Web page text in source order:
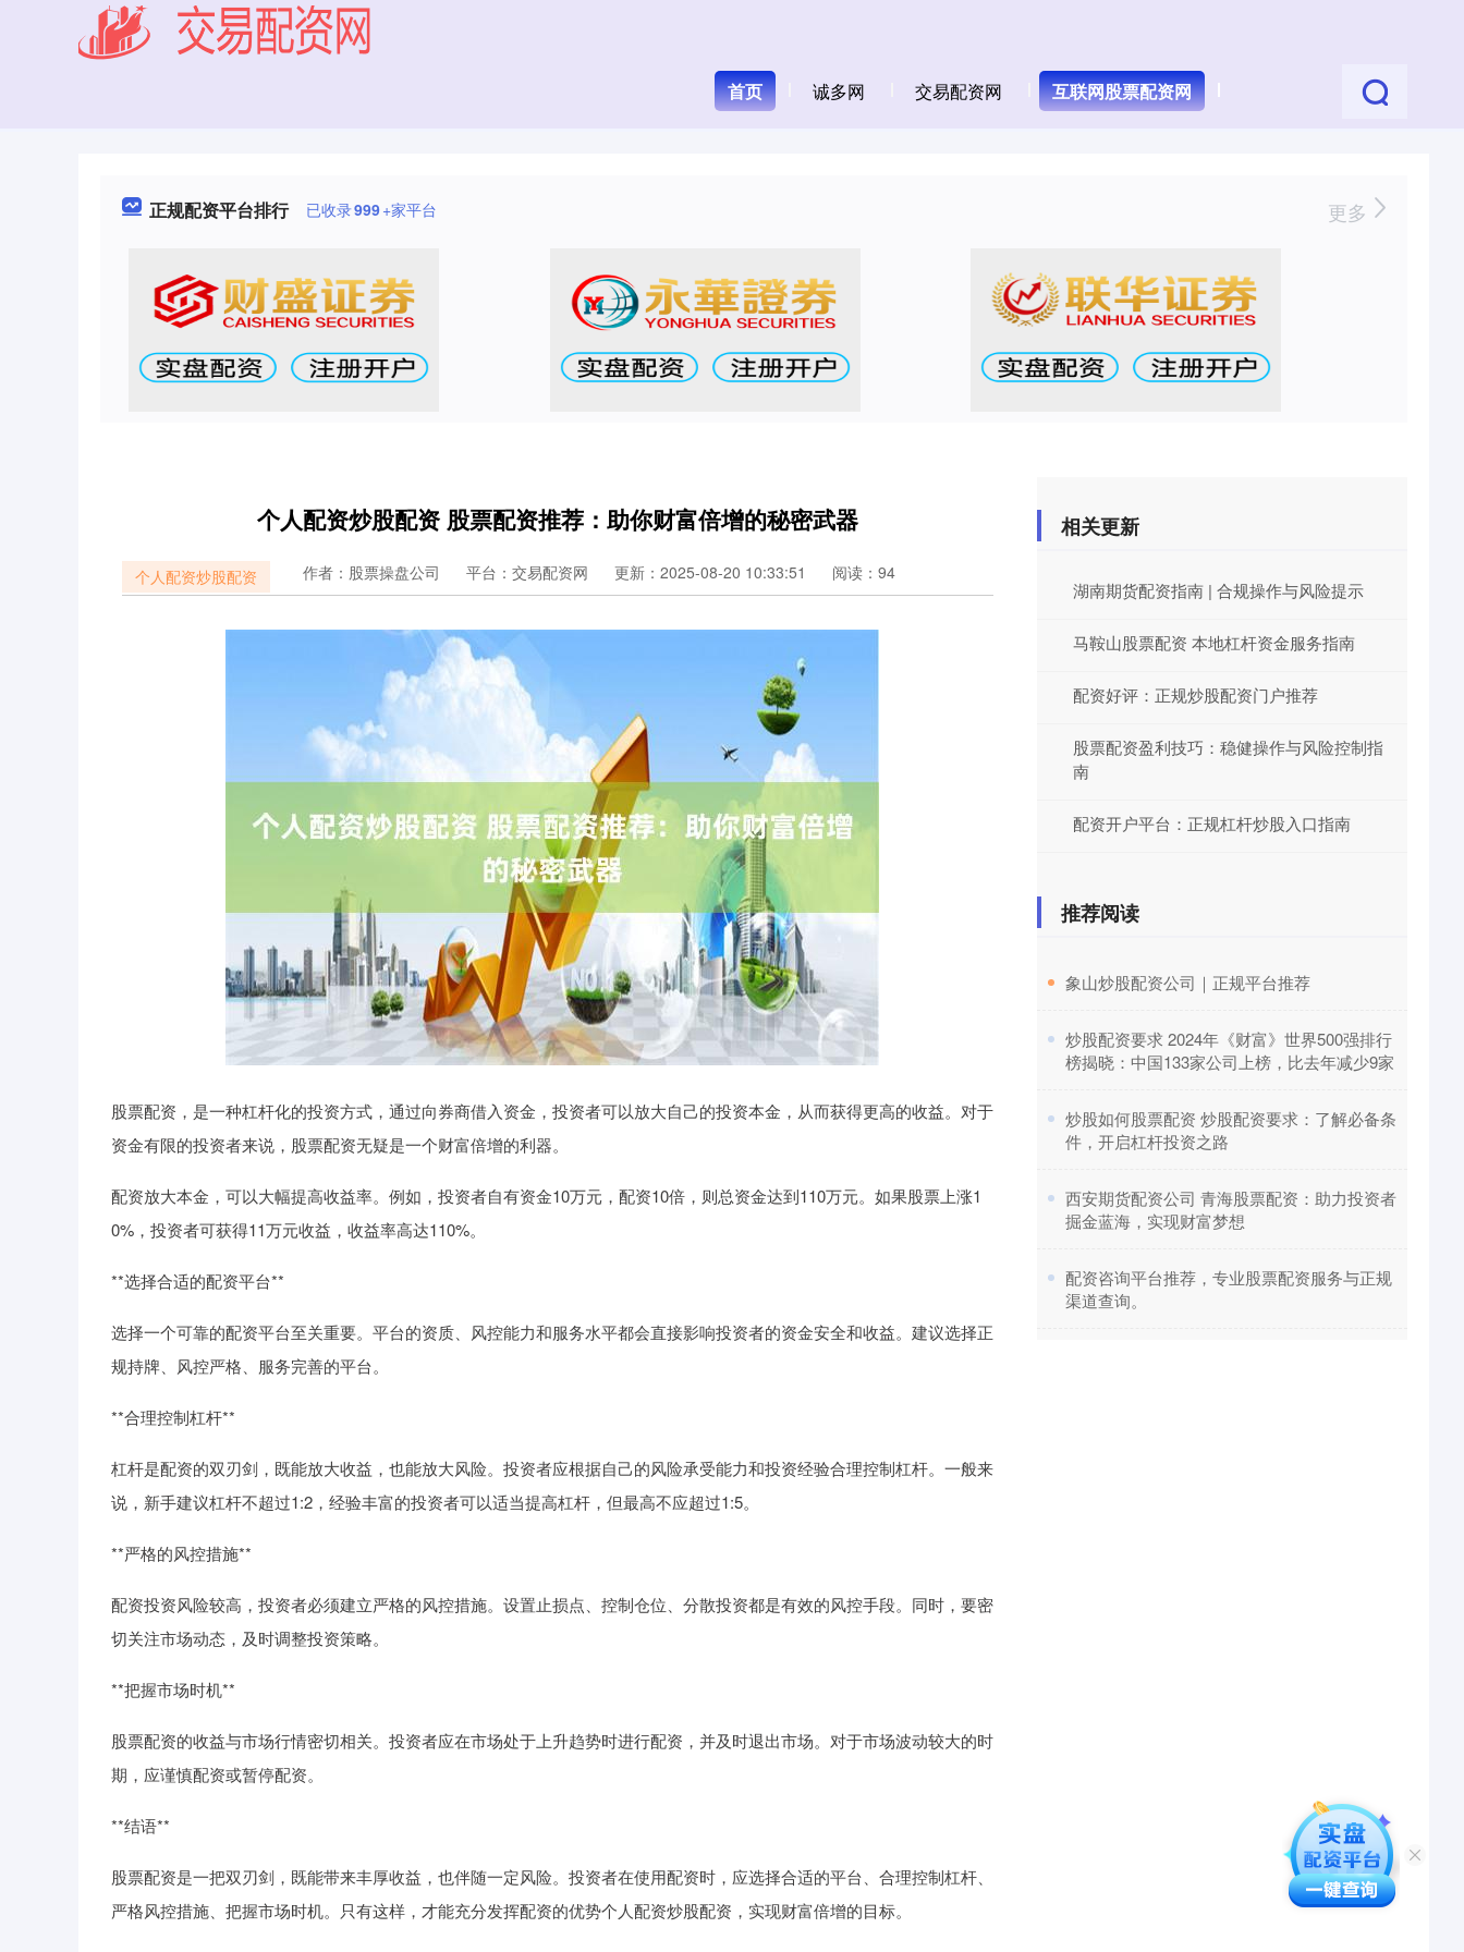
首页 诚多网 交易配资网 互联网股票配资网
正规配资平台排行 已收录999+家平台 更多
个人配资炒股配资 股票配资推荐：助你财富倍增的秘密武器
个人配资炒股配资 作者：股票操盘公司 平台：交易配资网 更新：2025-08-20 10:33:51 阅读：94
股票配资，是一种杠杆化的投资方式，通过向券商借入资金，投资者可以放大自己的投资本金，从而获得更高的收益。对于
资金有限的投资者来说，股票配资无疑是一个财富倍增的利器。
配资放大本金，可以大幅提高收益率。例如，投资者自有资金10万元，配资10倍，则总资金达到110万元。如果股票上涨1
0%，投资者可获得11万元收益，收益率高达110%。
**选择合适的配资平台**
选择一个可靠的配资平台至关重要。平台的资质、风控能力和服务水平都会直接影响投资者的资金安全和收益。建议选择正
规持牌、风控严格、服务完善的平台。
**合理控制杠杆**
杠杆是配资的双刃剑，既能放大收益，也能放大风险。投资者应根据自己的风险承受能力和投资经验合理控制杠杆。一般来
说，新手建议杠杆不超过1:2，经验丰富的投资者可以适当提高杠杆，但最高不应超过1:5。
**严格的风控措施**
配资投资风险较高，投资者必须建立严格的风控措施。设置止损点、控制仓位、分散投资都是有效的风控手段。同时，要密
切关注市场动态，及时调整投资策略。
**把握市场时机**
股票配资的收益与市场行情密切相关。投资者应在市场处于上升趋势时进行配资，并及时退出市场。对于市场波动较大的时
期，应谨慎配资或暂停配资。
**结语**
股票配资是一把双刃剑，既能带来丰厚收益，也伴随一定风险。投资者在使用配资时，应选择合适的平台、合理控制杠杆、
严格风控措施、把握市场时机。只有这样，才能充分发挥配资的优势个人配资炒股配资，实现财富倍增的目标。
相关更新
湖南期货配资指南 | 合规操作与风险提示
马鞍山股票配资 本地杠杆资金服务指南
配资好评：正规炒股配资门户推荐
股票配资盈利技巧：稳健操作与风险控制指
南
配资开户平台：正规杠杆炒股入口指南
推荐阅读
​象山炒股配资公司｜正规平台推荐
​炒股配资要求 2024年《财富》世界500强排行
榜揭晓：中国133家公司上榜，比去年减少9家
​炒股如何股票配资 炒股配资要求：了解必备条
件，开启杠杆投资之路
​西安期货配资公司 青海股票配资：助力投资者
掘金蓝海，实现财富梦想
​配资咨询平台推荐，专业股票配资服务与正规
渠道查询。